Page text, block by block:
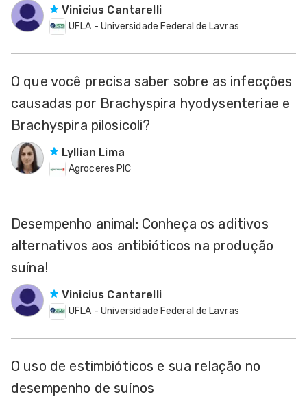
Vinicius Cantarelli
UFLA - Universidade Federal de Lavras
O que você precisa saber sobre as infecções
causadas por Brachyspira hyodysenteriae e
Brachyspira pilosicoli?
Lyllian Lima
Agroceres PIC
Desempenho animal: Conheça os aditivos
alternativos aos antibióticos na produção
suína!
Vinicius Cantarelli
UFLA - Universidade Federal de Lavras
O uso de estimbióticos e sua relação no
desempenho de suínos